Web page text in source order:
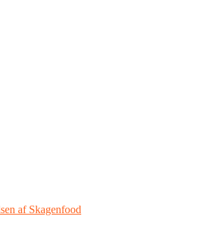
af Skagenfood